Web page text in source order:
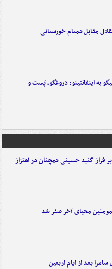
مقابل همنام خوزستانی
به اینفانتینو: دروغگو، پَست‌ و
فراز گنبد حسینی همچنان در اهتزاز
محیای آخر صفر شد
بعد از ایام اربعین